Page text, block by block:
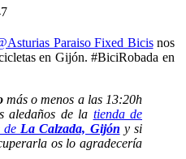
Paraiso Fixed Bicisnos
en Gijón. #BiciRobada en
más o menos a las 13:20h
aledaños de la tienda de
de La Calzada, Gijón y si
os lo agradecería